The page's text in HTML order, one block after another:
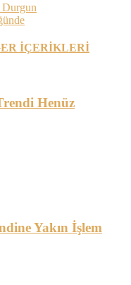
Durgun
İÇERİKLERİ
Henüz
Yakın İşlem